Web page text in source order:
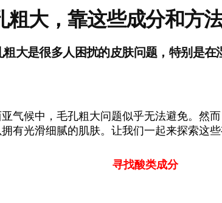
粗大，靠这些成分和方
粗大是很多人困扰的皮肤问题，特别是在
气候中，毛孔粗大问题似乎无法避免。然
有光滑细腻的肌肤。让我们一起来探索这些
寻找酸类成分